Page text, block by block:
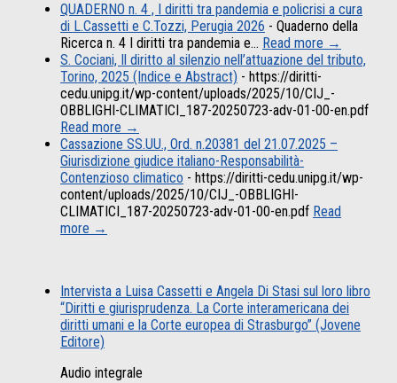
QUADERNO n. 4 , I diritti tra pandemia e policrisi a cura
di L.Cassetti e C.Tozzi, Perugia 2026 - Quaderno della
Ricerca n. 4 I diritti tra pandemia e… Read more →
S. Cociani, Il diritto al silenzio nell’attuazione del tributo,
Torino, 2025 (Indice e Abstract) - https://diritti-
cedu.unipg.it/wp-content/uploads/2025/10/CIJ_-
OBBLIGHI-CLIMATICI_187-20250723-adv-01-00-en.pdf
Read more →
Cassazione SS.UU., Ord. n.20381 del 21.07.2025 –
Giurisdizione giudice italiano-Responsabilità-
Contenzioso climatico - https://diritti-cedu.unipg.it/wp-
content/uploads/2025/10/CIJ_-OBBLIGHI-
CLIMATICI_187-20250723-adv-01-00-en.pdf Read
more →
Intervista a Luisa Cassetti e Angela Di Stasi sul loro libro
“Diritti e giurisprudenza. La Corte interamericana dei
diritti umani e la Corte europea di Strasburgo” (Jovene
Editore)
Audio integrale